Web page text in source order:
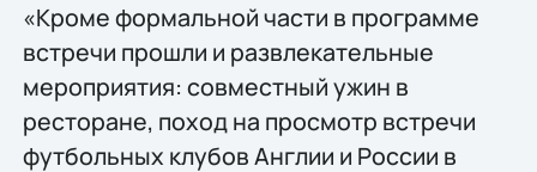
«Кроме формальной части в программе
встречи прошли и развлекательные
мероприятия: совместный ужин в
ресторане, поход на просмотр встречи
футбольных клубов Англии и России в